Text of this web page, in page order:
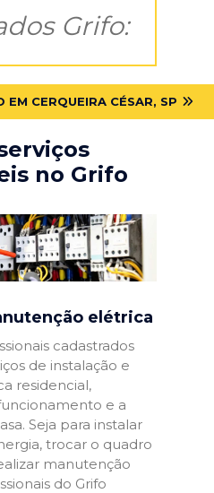
Grifo:
EM CERQUEIRA CÉSAR, SP
no Grifo
elétrica
cadastrados
de instalação e
residencial,
e a
Seja para instalar
trocar o quadro
manutenção
do Grifo